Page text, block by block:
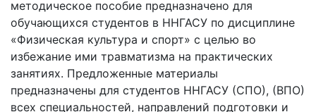
методическое пособие предназначено для
обучающихся студентов в ННГАСУ по дисциплине
«Физическая культура и спорт» с целью во
избежание ими травматизма на практических
занятиях. Предложенные материалы
предназначены для студентов ННГАСУ (СПО), (ВПО)
всех специальностей, направлений подготовки и